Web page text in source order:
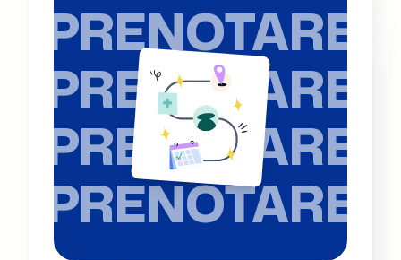
PRENOTARE
PRENOTARE
PRENOTARE
PRENOTARE